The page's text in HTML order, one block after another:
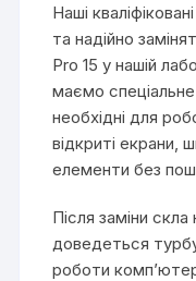
Наші
та надійно
Pro 15 у нашій
маємо
необхідні для
відкриті екрани,
елементи без
Після заміни
доведеться
роботи